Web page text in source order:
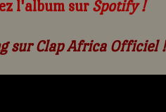
l'album sur Spotify !
sur Clap Africa Officiel !